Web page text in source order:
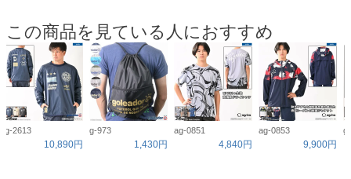
この商品を見ている人におすすめ
g-2613
10,890円
g-973
1,430円
ag-0851
4,840円
ag-0853
9,900円